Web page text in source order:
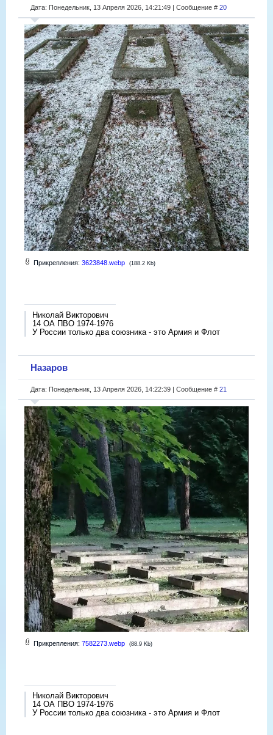
Дата: Понедельник, 13 Апреля 2026, 14:21:49 | Сообщение # 20
Прикрепления: 3623848.webp (188.2 Kb)
Николай Викторович
14 ОА ПВО 1974-1976
У России только два союзника - это Армия и Флот
Назаров
Дата: Понедельник, 13 Апреля 2026, 14:22:39 | Сообщение # 21
Прикрепления: 7582273.webp (88.9 Kb)
Николай Викторович
14 ОА ПВО 1974-1976
У России только два союзника - это Армия и Флот